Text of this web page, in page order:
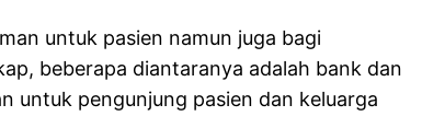
untuk pasien namun juga bagi
beberapa diantaranya adalah bank dan
untuk pengunjung pasien dan keluarga